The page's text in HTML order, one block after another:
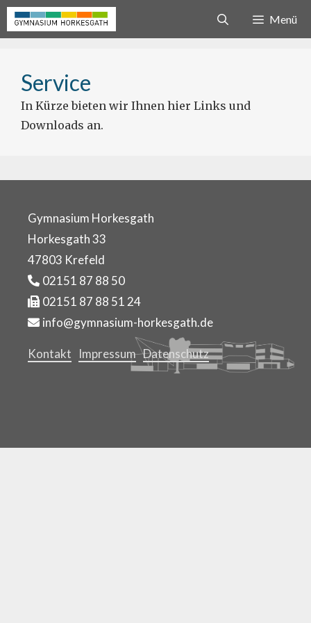
Zum
Inhalt
Menü
Service
In Kürze bieten wir Ihnen hier Links und
Downloads an.
Gymnasium Horkesgath
Horkesgath 33
47803 Krefeld
02151 87 88 50
02151 87 88 51 24
info@gymnasium-horkesgath.de
Kontakt Impressum Datenschutz